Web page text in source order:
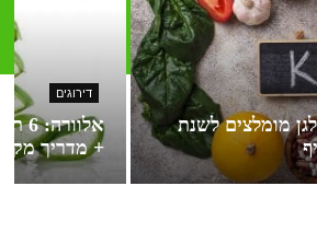
מומלצים לשנת
דירוגים
+ מדריך